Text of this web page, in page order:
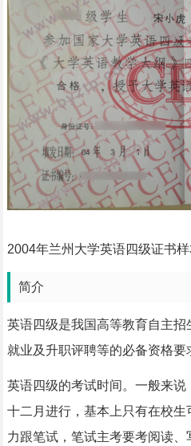
2004年兰州大学英语四级证书样
简介
英语四级是我国高等教育自主招
就业及升职评聘等的必备资格要
英语四级的考试时间。一般来
十二月进行，基本上只有在校
力跟笔试，笔试主考要考阅读、